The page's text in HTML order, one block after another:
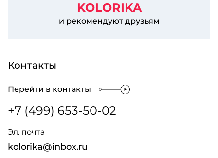
KOLORIKA
и рекомендуют друзьям
Контакты
Перейти в контакты
+7 (499) 653-50-02
Эл. почта
kolorika@inbox.ru